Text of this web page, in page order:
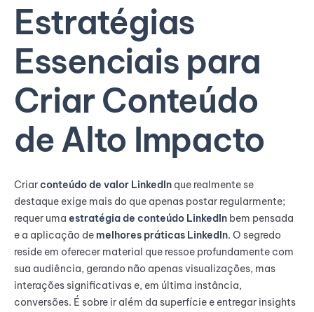
Estratégias
Essenciais para
Criar Conteúdo
de Alto Impacto
Criarconteúdo de valor LinkedIn que realmente se
destaque exige mais do que apenas postar regularmente;
requer uma estratégia de conteúdo LinkedIn bem pensada
e a aplicação demelhores práticas LinkedIn. O segredo
reside em oferecer material que ressoe profundamente com
sua audiência, gerando não apenas visualizações, mas
interações significativas e, em última instância,
conversões. É sobre ir além da superfície e entregar insights